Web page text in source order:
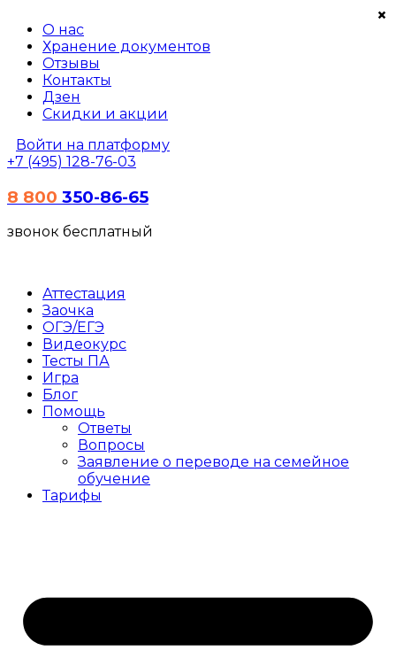
О нас
Хранение документов
Отзывы
Контакты
Дзен
Скидки и акции
Войти на платформу
+7 (495) 128-76-03
8 800 350-86-65
звонок бесплатный
Аттестация
Заочка
ОГЭ/ЕГЭ
Видеокурс
Тесты ПА
Игра
Блог
Помощь
Ответы
Вопросы
Заявление о переводе на семейное
обучение
Тарифы
×